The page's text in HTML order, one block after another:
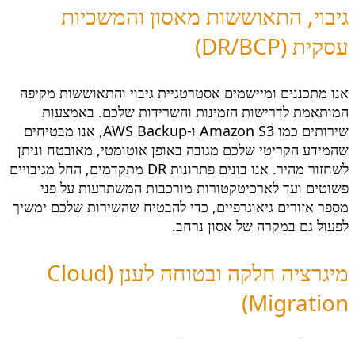
גיבוי, התאוששות מאסון והמשכיות
עסקית (DR/BCP)
אנו מתכננים ומיישמים אסטרטגיית גיבוי והתאוששות מקיפה
המותאמת לדרישות הזמינות והשרידות שלכם. באמצעות
שירותים כמו Amazon S3 ו-AWS Backup, אנו מבטיחים
שהמידע הקריטי שלכם מגובה באופן אוטומטי, מאובטח וניתן
לשחזור מהיר. אנו בונים פתרונות DR מתקדמים, החל מגיבויים
פשוטים ועד לארכיטקטורות מורכבות המשתרעות על פני
מספר אזורים גיאוגרפיים, כדי להבטיח שהשירות שלכם ימשיך
לפעול גם במקרה של אסון נרחב.
מיגרציה חלקה ובטוחה לענן (Cloud
Migration)